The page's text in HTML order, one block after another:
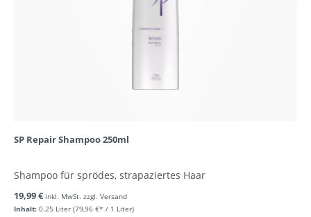
SP Repair Shampoo 250ml
Shampoo für sprödes, strapaziertes Haar
Inhalt: 0.25 Liter (79,96 €* / 1 Liter)
19,99 € inkl. MwSt. zzgl. Versand